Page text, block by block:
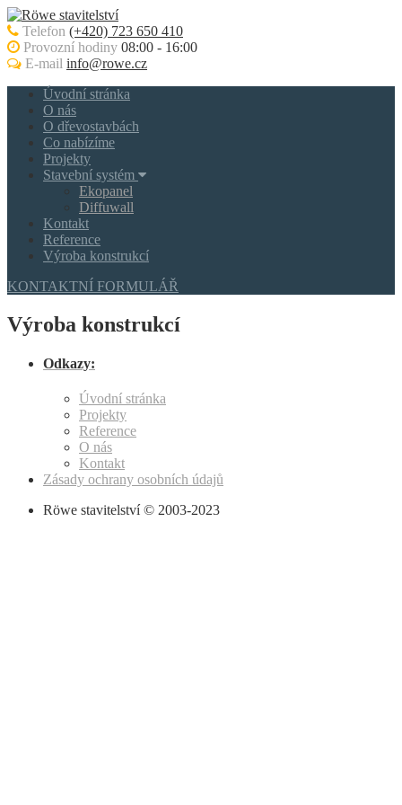
Telefon (+420) 723 650 410
Provozní hodiny 08:00 - 16:00
E-mail info@rowe.cz
Úvodní stránka
O nás
O dřevostavbách
Co nabízíme
Projekty
Stavební systém
Ekopanel
Diffuwall
Kontakt
Reference
Výroba konstrukcí
KONTAKTNÍ FORMULÁŘ
Výroba konstrukcí
Odkazy:
Úvodní stránka
Projekty
Reference
O nás
Kontakt
Zásady ochrany osobních údajů
Röwe stavitelství © 2003-2023